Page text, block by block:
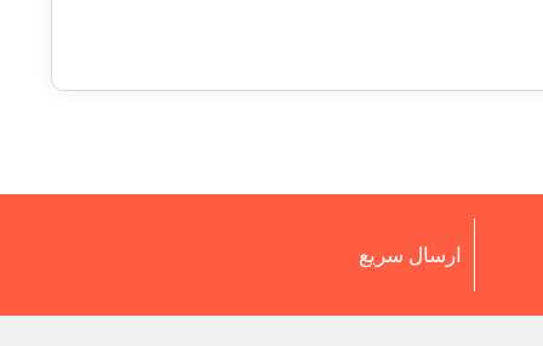
ارسال سریع